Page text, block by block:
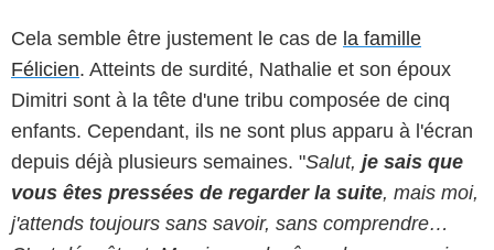
Cela semble être justement le cas de la famille
Félicien. Atteints de surdité, Nathalie et son époux
Dimitri sont à la tête d'une tribu composée de cinq
enfants. Cependant, ils ne sont plus apparu à l'écran
depuis déjà plusieurs semaines. "Salut, je sais que
vous êtes pressées de regarder la suite, mais moi,
j'attends toujours sans savoir, sans comprendre…